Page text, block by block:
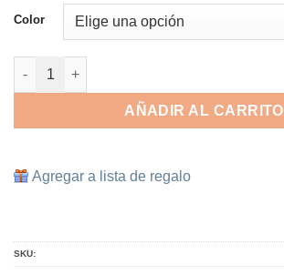
Color
Relax Orinal OKBABY cantidad
AÑADIR AL CARRITO
Agregar a lista de regalo
SKU: